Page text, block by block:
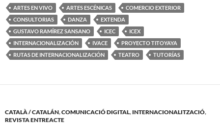
ARTES EN VIVO ARTES ESCÉNICAS
COMERCIO EXTERIOR
CONSULTORIAS
DANZA
EXTENDA
GUSTAVO RAMÍREZ SANSANO
ICEC
ICEX
INTERNACIONALIZACIÓN
IVACE
PROYECTO TITOYAYA
RUTAS DE INTERNACIONALIZACIÓN
TEATRO TUTORÍAS
CATALÀ / CATALÁN,COMUNICACIÓ DIGITAL, INTERNACIONALITZACIÓ,
REVISTA ENTREACTE